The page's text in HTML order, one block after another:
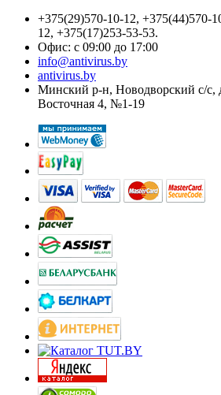
+375(29)570-10-12, +375(44)570-
12, +375(17)253-53-53.
Офис: с 09:00 до 17:00
info@antivirus.by
antivirus.by
Минский р-н, Новодворский с/с,
Восточная 4, №1-19